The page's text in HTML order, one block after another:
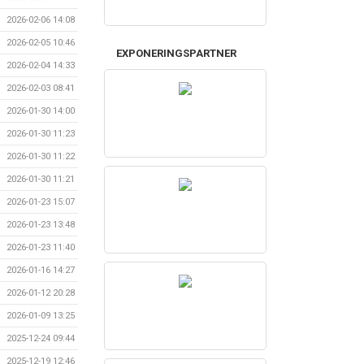
2026-02-06 14:08
2026-02-05 10:46
2026-02-04 14:33
2026-02-03 08:41
2026-01-30 14:00
2026-01-30 11:23
2026-01-30 11:22
2026-01-30 11:21
2026-01-23 15:07
2026-01-23 13:48
2026-01-23 11:40
2026-01-16 14:27
2026-01-12 20:28
2026-01-09 13:25
2025-12-24 09:44
2025-12-19 12:46
EXPONERINGSPARTNER